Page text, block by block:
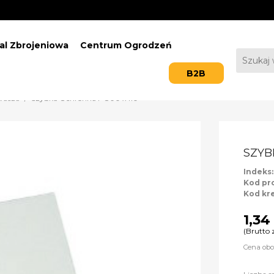
Zbrojeniowa Centrum Ogrodzeń
B2B
Indeks:
Kod
Kod
1,34
(Brutto
Cena